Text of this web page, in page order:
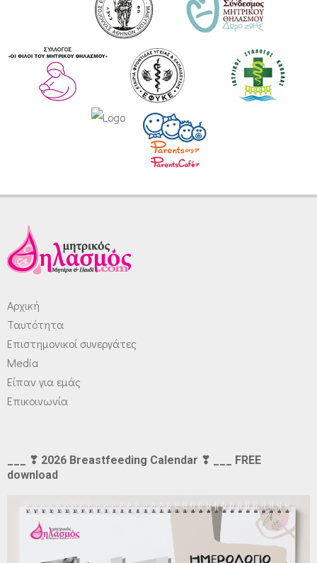
Αρχική
Ταυτότητα
Επιστημονικοί συνεργάτες
Media
Είπαν για εμάς
Επικοινωνία
___ ❣ 2026 Breastfeeding Calendar ❣ ___ FREE
download